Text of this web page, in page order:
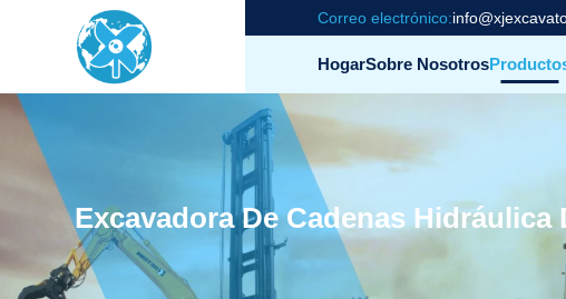
Correo electrónico:
HogarSobre Nosotros
Excavadora De Cadenas